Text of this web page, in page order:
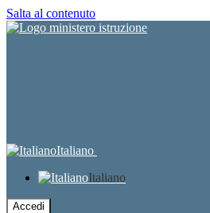
Salta al contenuto
Italiano
Italiano
Accedi